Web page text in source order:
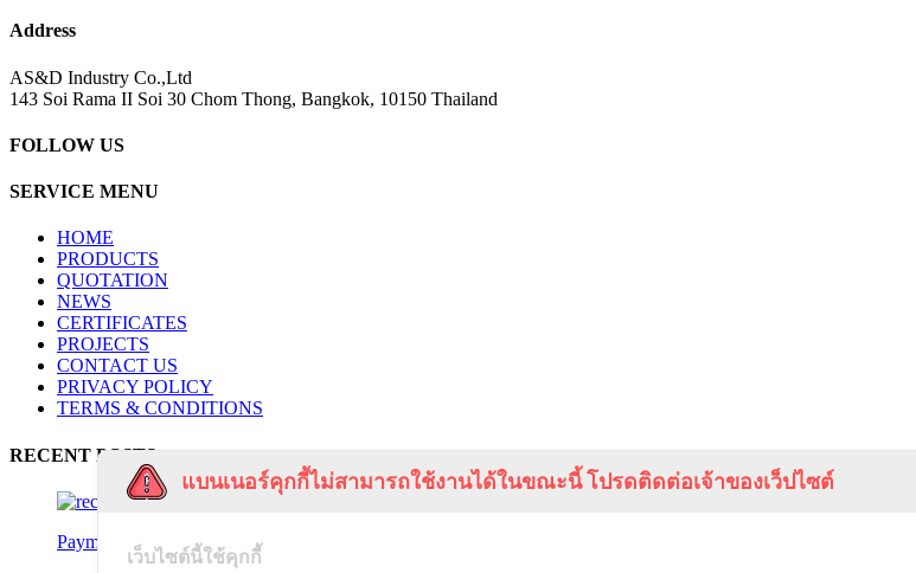
Address
AS&D Industry Co.,Ltd
143 Soi Rama II Soi 30 Chom Thong, Bangkok, 10150 Thailand
FOLLOW US
SERVICE MENU
HOME
PRODUCTS
QUOTATION
NEWS
CERTIFICATES
PROJECTS
CONTACT US
PRIVACY POLICY
TERMS & CONDITIONS
RECENT POSTS
Payment Notification
แบนเนอร์คุกกี้ไม่สามารถใช้งานได้ในขณะนี้ โปรดติดต่อเจ้าของเว็ปไซต์
เว็บไซต์นี้ใช้คุกกี้